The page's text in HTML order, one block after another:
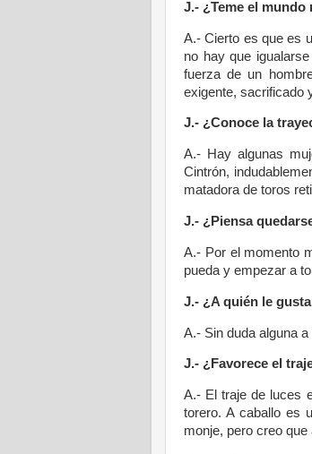
J.- ¿Teme el
A.- Cierto es que es
no hay que
fuerza de un
exigente, sacrificado
J.- ¿Conoce la
A.- Hay algunas
Cintrón,
matadora de toros
J.- ¿Piensa
A.- Por el momento
pueda y empezar a
J.- ¿A quién le
A.- Sin duda alguna
J.- ¿Favorece el
A.- El traje de luces
torero. A caballo es
monje, pero creo